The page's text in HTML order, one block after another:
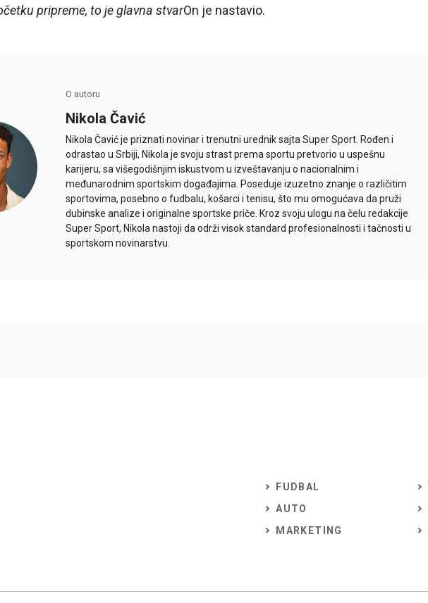
pripreme, to je glavna stvarOn je nastavio.
O autoru
Nikola Čavić
Nikola Čavić je priznati novinar i trenutni urednik sajta Super Sport. Rođen i
odrastao u Srbiji, Nikola je svoju strast prema sportu pretvorio u uspešnu
karijeru, sa višegodišnjim iskustvom u izveštavanju o nacionalnim i
međunarodnim sportskim događajima. Poseduje izuzetno znanje o različitim
sportovima, posebno o fudbalu, košarci i tenisu, što mu omogućava da pruži
dubinske analize i originalne sportske priče. Kroz svoju ulogu na čelu redakcije
Super Sport, Nikola nastoji da održi visok standard profesionalnosti i tačnosti u
sportskom novinarstvu.
FUDBAL
AUTO
MARKETING